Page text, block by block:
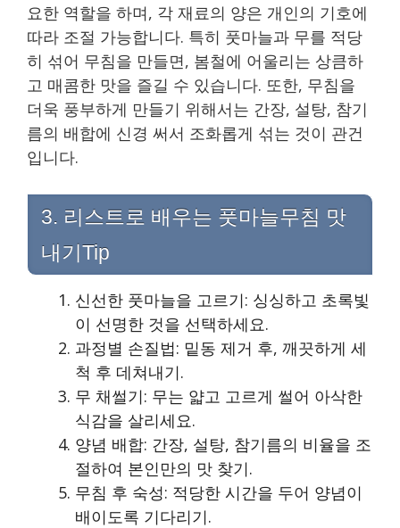
요한 역할을 하며, 각 재료의 양은 개인의 기호에
따라 조절 가능합니다. 특히 풋마늘과 무를 적당
히 섞어 무침을 만들면, 봄철에 어울리는 상큼하
고 매콤한 맛을 즐길 수 있습니다. 또한, 무침을
더욱 풍부하게 만들기 위해서는 간장, 설탕, 참기
름의 배합에 신경 써서 조화롭게 섞는 것이 관건
입니다.
3. 리스트로 배우는 풋마늘무침 맛
내기Tip
신선한 풋마늘을 고르기: 싱싱하고 초록빛
이 선명한 것을 선택하세요.
과정별 손질법: 밑동 제거 후, 깨끗하게 세
척 후 데쳐내기.
무 채썰기: 무는 얇고 고르게 썰어 아삭한
식감을 살리세요.
양념 배합: 간장, 설탕, 참기름의 비율을 조
절하여 본인만의 맛 찾기.
무침 후 숙성: 적당한 시간을 두어 양념이
배이도록 기다리기.